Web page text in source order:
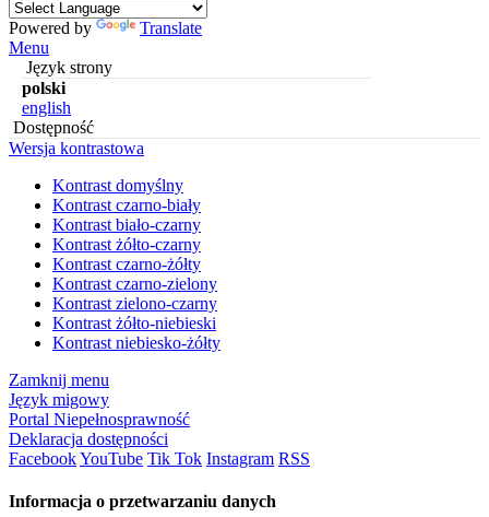
Powered by
Translate
Menu
Język strony
polski
english
Dostępność
Wersja kontrastowa
Kontrast domyślny
Kontrast czarno-biały
Kontrast biało-czarny
Kontrast żółto-czarny
Kontrast czarno-żółty
Kontrast czarno-zielony
Kontrast zielono-czarny
Kontrast żółto-niebieski
Kontrast niebiesko-żółty
Zamknij menu
Język migowy
Portal Niepełnosprawność
Deklaracja dostępności
FacebookYouTube Tik Tok Instagram RSS
Informacja o przetwarzaniu danych